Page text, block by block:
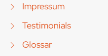
Impressum
Testimonials
Glossar